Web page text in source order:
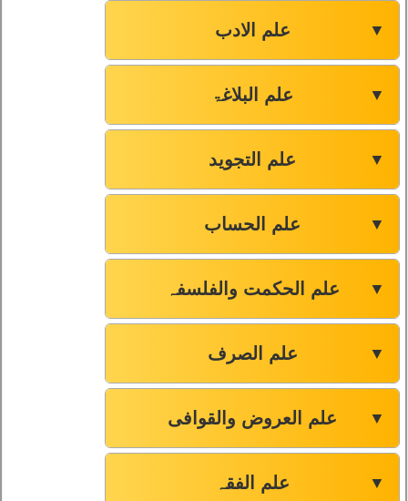
علم الادب ▼
علم البلاغۃ ▼
علم التجوید ▼
علم الحساب ▼
علم الحکمت والفلسفہ ▼
علم الصرف ▼
علم العروض والقوافی ▼
علم الفقہ ▼